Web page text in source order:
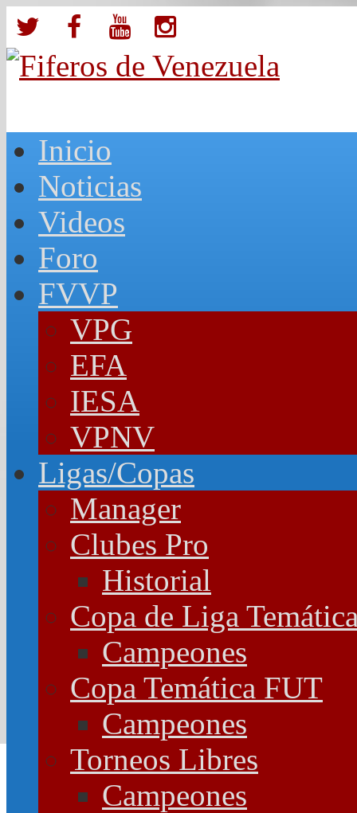
Inicio
Noticias
Videos
Foro
FVVP
VPG
EFA
IESA
VPNV
Ligas/Copas
Manager
Clubes Pro
Historial
Copa de Liga
Campeones
Copa Temática FUT
Campeones
Torneos Libres
Campeones